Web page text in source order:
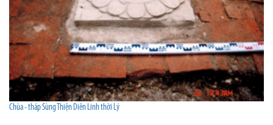
Chùa - tháp Sùng Thiện Diên Linh thời Lý